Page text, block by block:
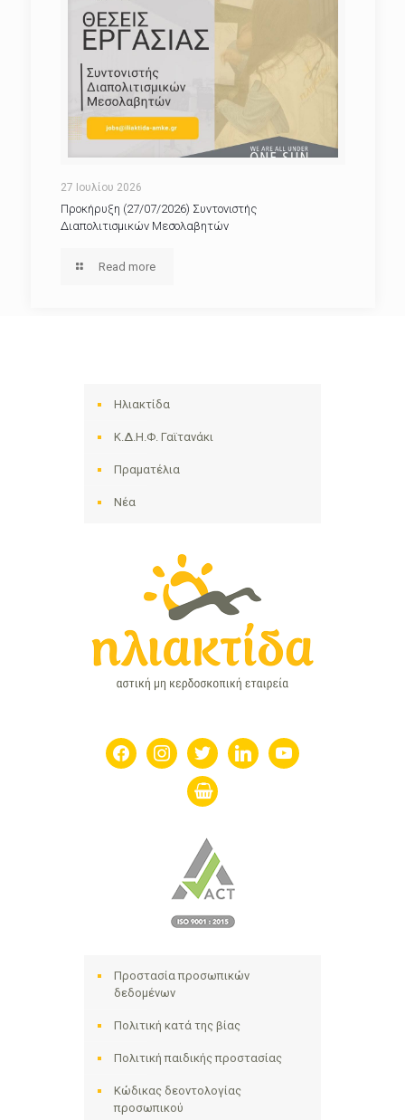
27 Ιουλίου 2026
Προκήρυξη (27/07/2026) Συντονιστής
Διαπολιτισμικών Μεσολαβητών
Read more
Ηλιακτίδα
Κ.Δ.Η.Φ. Γαϊτανάκι
Πραματέλια
Νέα
facebookinstagramtwitter linkedin youtube
shopping-
basket
Προστασία προσωπικών
δεδομένων
Πολιτική κατά της βίας
Πολιτική παιδικής προστασίας
Κώδικας δεοντολογίας
προσωπικού